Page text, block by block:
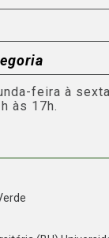
feira à
às 17h.